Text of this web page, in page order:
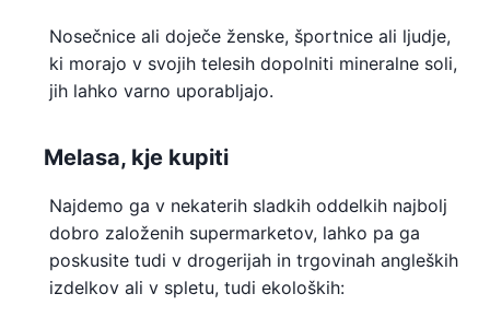
Nosečnice ali doječe ženske, športnice ali ljudje,
ki morajo v svojih telesih dopolniti mineralne soli,
jih lahko varno uporabljajo.
Melasa, kje kupiti
Najdemo ga v nekaterih sladkih oddelkih najbolj
dobro založenih supermarketov, lahko pa ga
poskusite tudi v drogerijah in trgovinah angleških
izdelkov ali v spletu, tudi ekoloških: